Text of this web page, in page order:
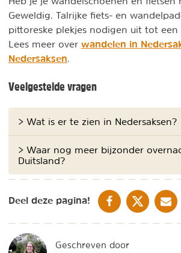
Geweldig. Talrijke fiets- en
pittoreske plekjes nodigen uit tot een
Lees meer over wandelen in
Nedersaksen
Veelgestelde vragen
> Wat is er te zien in Nedersaksen?
> Waar nog meer bijzonder
Duitsland?
Deel deze pagina! DELEN OP FACEBOOK
DELEN OP X
Geschreven door